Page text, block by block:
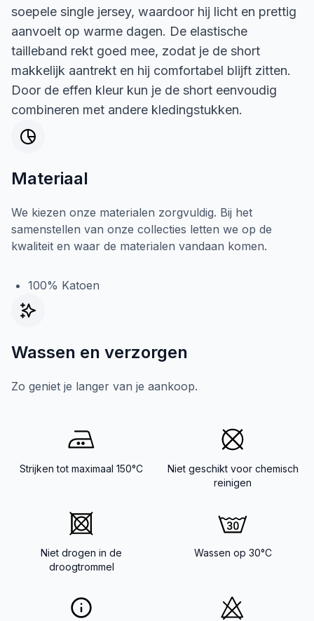
soepele single jersey, waardoor hij licht en prettig
aanvoelt op warme dagen. De elastische
tailleband rekt goed mee, zodat je de short
makkelijk aantrekt en hij comfortabel blijft zitten.
Door de effen kleur kun je de short eenvoudig
combineren met andere kledingstukken.
Materiaal
We kiezen onze materialen zorgvuldig. Bij het
samenstellen van onze collecties letten we op de
kwaliteit en waar de materialen vandaan komen.
100% Katoen
Wassen en verzorgen
Zo geniet je langer van je aankoop.
Strijken tot maximaal 150°C
Niet geschikt voor chemisch
reinigen
Niet drogen in de
droogtrommel
Wassen op 30°C